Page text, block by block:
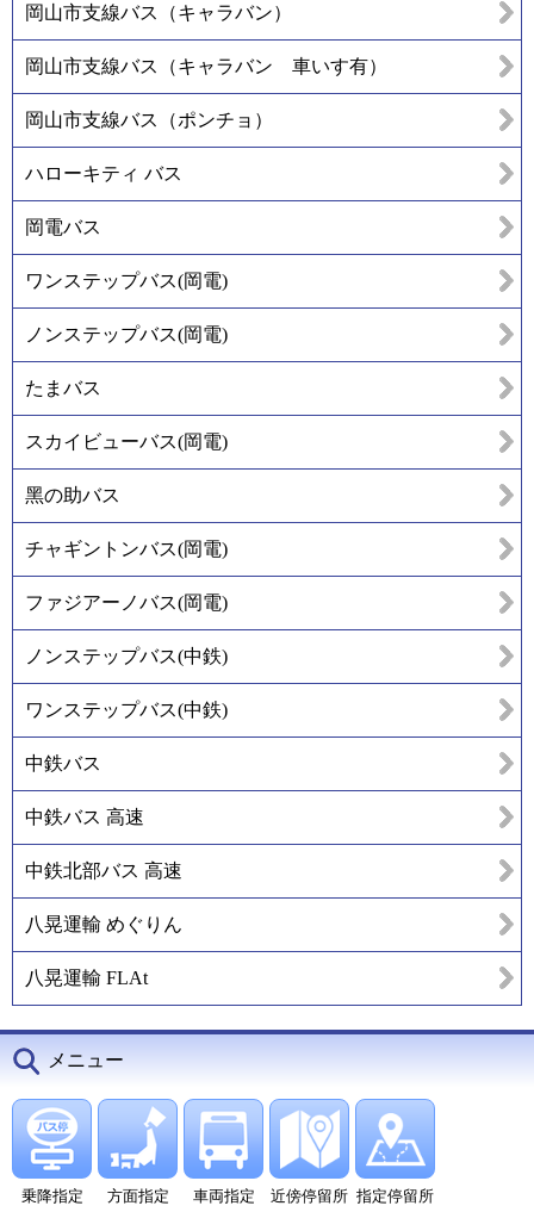
岡山市支線バス（キャラバン）
岡山市支線バス（キャラバン 車いす有）
岡山市支線バス（ポンチョ）
ハローキティ バス
岡電バス
ワンステップバス(岡電)
ノンステップバス(岡電)
たまバス
スカイビューバス(岡電)
黑の助バス
チャギントンバス(岡電)
ファジアーノバス(岡電)
ノンステップバス(中鉄)
ワンステップバス(中鉄)
中鉄バス
中鉄バス 高速
中鉄北部バス 高速
八晃運輸 めぐりん
八晃運輸 FLAt
メニュー
乗降指定 方面指定 車両指定 近傍停留所 指定停留所